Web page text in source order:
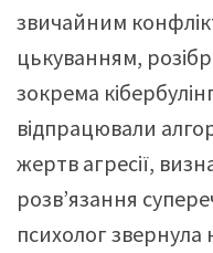
звичайним
цькуванням,
зокрема
відпрацювали
жертв агресії,
розв’язання
психолог